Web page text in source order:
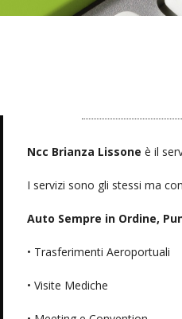
Ncc Brianza Lissoneè il
I servizi sono gli stessi ma
Auto Sempre in Ordine,
• Trasferimenti Aeroportuali
• Visite Mediche